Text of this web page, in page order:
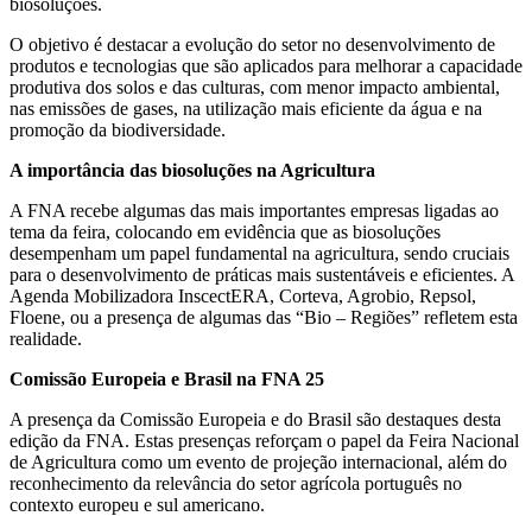
O objetivo é destacar a evolução do setor no desenvolvimento de
produtos e tecnologias que são aplicados para melhorar a capacidade
produtiva dos solos e das culturas, com menor impacto ambiental,
nas emissões de gases, na utilização mais eficiente da água e na
promoção da biodiversidade.
A importância das biosoluções na Agricultura
A FNA recebe algumas das mais importantes empresas ligadas ao
tema da feira, colocando em evidência que as biosoluções
desempenham um papel fundamental na agricultura, sendo cruciais
para o desenvolvimento de práticas mais sustentáveis e eficientes. A
Agenda Mobilizadora InscectERA, Corteva, Agrobio, Repsol,
Floene, ou a presença de algumas das “Bio – Regiões” refletem esta
realidade.
Comissão Europeia e Brasil na FNA 25
A presença da Comissão Europeia e do Brasil são destaques desta
edição da FNA. Estas presenças reforçam o papel da Feira Nacional
de Agricultura como um evento de projeção internacional, além do
reconhecimento da relevância do setor agrícola português no
contexto europeu e sul americano.